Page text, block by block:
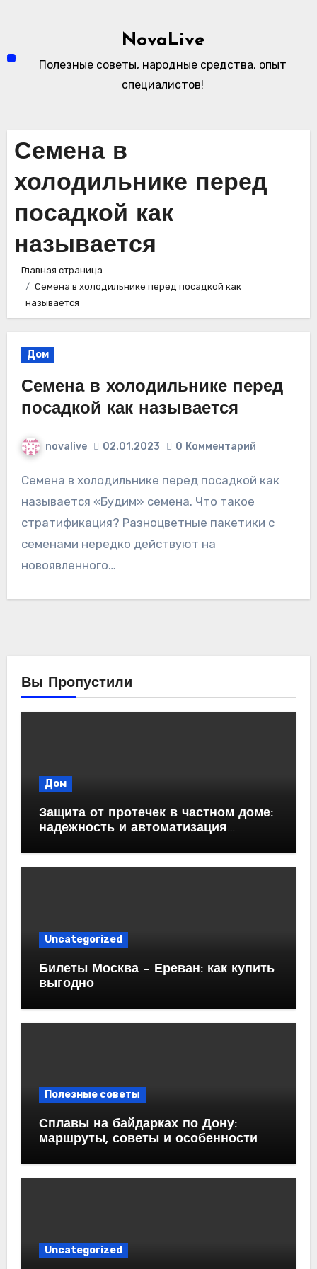
NovaLive
Полезные советы, народные средства, опыт
специалистов!
Семена в
холодильнике перед
посадкой как
называется
Главная страница
Семена в холодильнике перед посадкой как
называется
Дом
Семена в холодильнике перед
посадкой как называется
novalive 02.01.2023 0 Комментарий
Семена в холодильнике перед посадкой как
называется «Будим» семена. Что такое
стратификация? Разноцветные пакетики с
семенами нередко действуют на
новоявленного…
Вы Пропустили
Дом
Защита от протечек в частном доме:
надежность и автоматизация
Uncategorized
Билеты Москва – Ереван: как купить
выгодно
Полезные советы
Сплавы на байдарках по Дону:
маршруты, советы и особенности
Uncategorized